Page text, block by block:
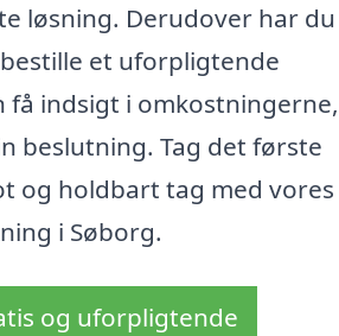
løsning. Derudover har du
et uforpligtende
få indsigt i omkostningerne,
beslutning. Tag det første
og holdbart tag med vores
i Søborg.
og uforpligtende